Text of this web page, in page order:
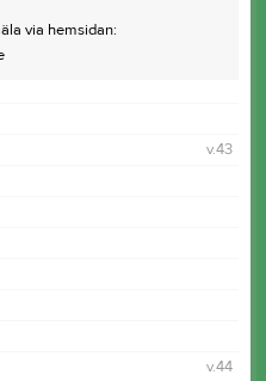
via hemsidan:
v.43
v.44